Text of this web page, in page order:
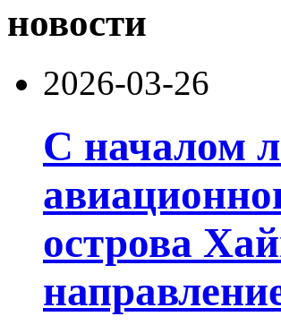
новости
2026-03-26
С началом
острова